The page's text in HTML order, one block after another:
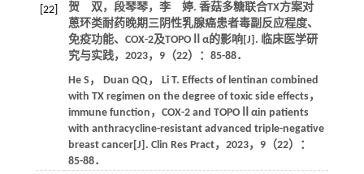
[22]
贺 双，段琴琴，李 婷. 香菇多糖联合TX方案对
蒽环类耐药晚期三阴性乳腺癌患者毒副反应程度、
免疫功能、COX-2及TOPOⅡα的影响[J]. 临床医学研
究与实践， 2023， 9（22）：85-88．
He S ， Duan QQ， Li T. Effects of lentinan combined
with TX regimen on the degree of toxic side effects，
immune function，COX-2 and TOPOⅡαin patients
with anthracycline-resistant advanced triple-negative
breast cancer[J]. Clin Res Pract， 2023， 9（22）：
85-88．